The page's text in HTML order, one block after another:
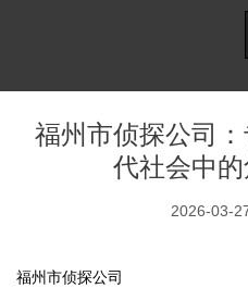
福州市侦探公司
代社会中
2026-03-
福州市侦探公司